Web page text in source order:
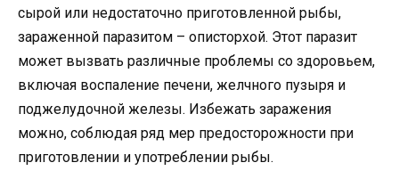
сырой или недостаточно приготовленной рыбы,
зараженной паразитом – описторхой. Этот паразит
может вызвать различные проблемы со здоровьем,
включая воспаление печени, желчного пузыря и
поджелудочной железы. Избежать заражения
можно, соблюдая ряд мер предосторожности при
приготовлении и употреблении рыбы.